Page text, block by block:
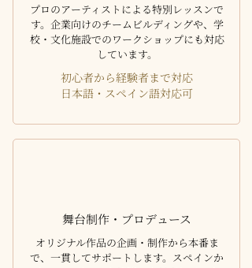
プロのアーティストによる特別レッスンで
す。企業向けのチームビルディングや、学
校・文化施設でのワークショップにも対応
しています。
初心者から経験者まで対応
日本語・スペイン語対応可​
舞台制作・プロデュース
オリジナル作品の企画・制作から本番ま
で、一貫してサポートします。 スペインか